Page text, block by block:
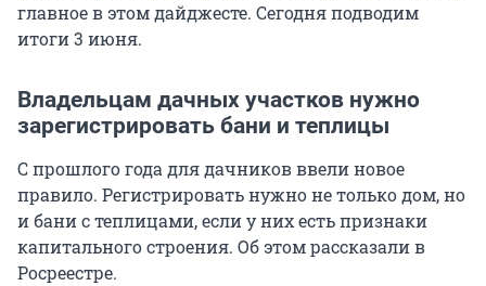
главное в этом дайджесте. Сегодня подводим
итоги 3 июня.
Владельцам дачных участков нужно
зарегистрировать бани и теплицы
С прошлого года для дачников ввели новое
правило. Регистрировать нужно не только дом, но
и бани с теплицами, если у них есть признаки
капитального строения. Об этом рассказали в
Росреестре.